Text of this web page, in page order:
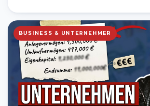
BUSINESS & UNTERNEHMER